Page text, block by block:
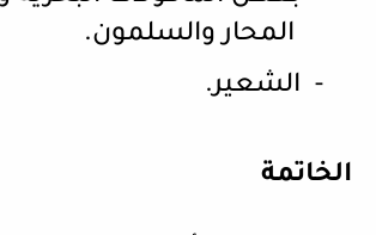
المحار والسلمون.
- الشعير.
الخاتمة